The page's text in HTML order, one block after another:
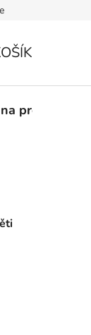
Odstoupení od
prodejny